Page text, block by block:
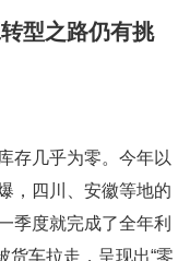
型之路仍有挑
存几乎为零。今年以
，四川、安徽等地的
季度就完成了全年利
货车拉走，呈现出“零